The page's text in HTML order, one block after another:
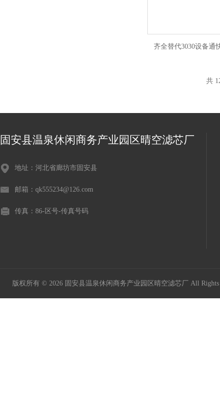
齐全替代3030设备通
共
固安县温泉休闲商务产业园区晴空滤芯厂
地址：河北省廊坊市固安县
邮箱：qk555234@126.com
传真：86-区号-传真号码
版权所有 © 2026 固安县温泉休闲商务产业园区晴空滤芯厂 All